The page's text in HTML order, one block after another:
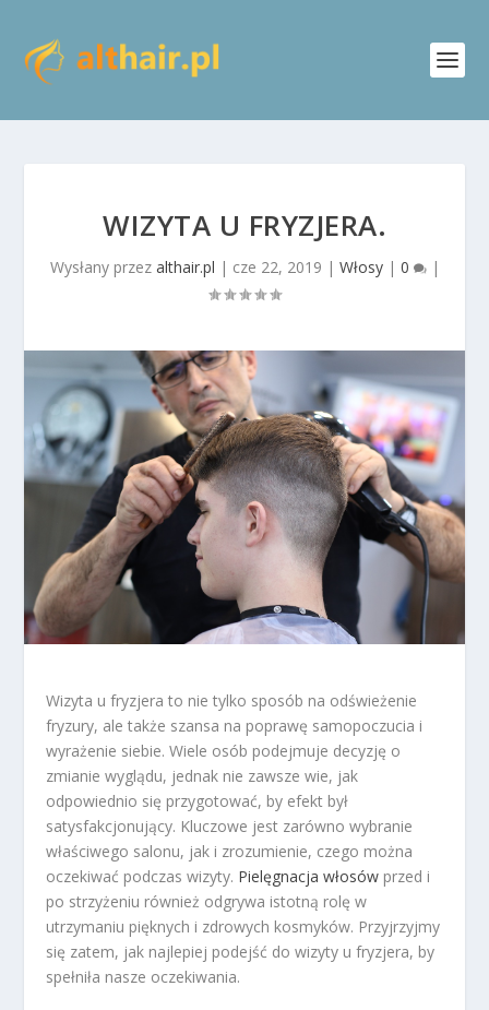
WIZYTA U FRYZJERA.
Wysłany przez althair.pl | cze 22, 2019 | Włosy| 0 |
Wizyta u fryzjera to nie tylko sposób na odświeżenie
fryzury, ale także szansa na poprawę samopoczucia i
wyrażenie siebie. Wiele osób podejmuje decyzję o
zmianie wyglądu, jednak nie zawsze wie, jak
odpowiednio się przygotować, by efekt był
satysfakcjonujący. Kluczowe jest zarówno wybranie
właściwego salonu, jak i zrozumienie, czego można
oczekiwać podczas wizyty. Pielęgnacja włosów przed i
po strzyżeniu również odgrywa istotną rolę w
utrzymaniu pięknych i zdrowych kosmyków. Przyjrzyjmy
się zatem, jak najlepiej podejść do wizyty u fryzjera, by
spełniła nasze oczekiwania.